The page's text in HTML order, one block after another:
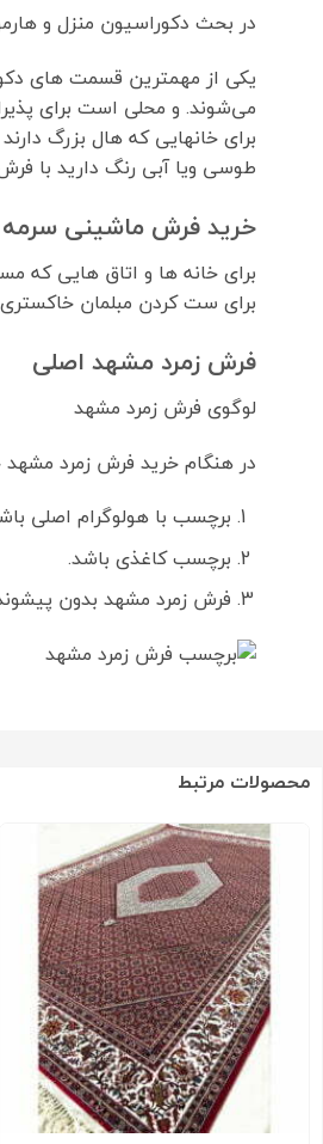
در بحث دکوراسیون منزل و
یکی از مهمترین قسمت های
می‌شوند. و محلی است برای
برای خانهایی که هال بزرگ
طوسی ویا آبی رنگ دارید با
خرید فرش ماشینی
برای خانه ها و اتاق هایی که
برای ست کردن مبلمان
فرش زمرد مشهد اصلی
لوگوی فرش زمرد مشهد
در هنگام خرید فرش زمرد
برچسب با هولوگرام اصلی
برچسب کاغذی باشد.
فرش زمرد مشهد بدون
محصولات مرتبط